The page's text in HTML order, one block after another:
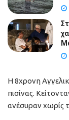
Η 8χρονη
πισίνας.
ανέσυραν χωρίς